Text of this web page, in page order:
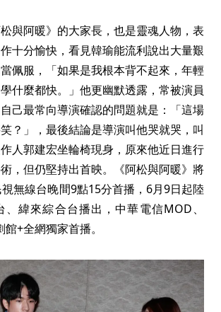
與阿暖》的大家長，也是靈魂人物，表
十分愉快，看見韓瑜能流利說出大量艱
佩服，「如果是我根本背不起來，年輕
什麼都快。」他更幽默透露，常被演員
己最常向導演確認的問題就是：「這場
？」，最後結論是導演叫他哭就哭，叫
人郭建宏坐輪椅現身，原來他近日進行
，但仍堅持出首映。《阿松與阿暖》將
無線台晚間9點15分首播，6月9日起陸
緯來綜合台播出，中華電信MOD、
+全網獨家首播。